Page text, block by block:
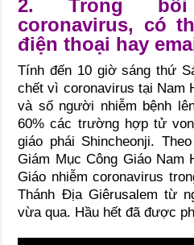
2. Trong
coronavirus, có
điện thoại hay
Tính đến 10 giờ sáng thứ
chết vì coronavirus tại Nam
và số người nhiễm bệnh
60% các trường hợp tử
giáo phái Shincheonji.
Giám Mục Công Giáo Nam
Giáo nhiễm coronavirus
Thánh Địa Giêrusalem từ
vừa qua. Hầu hết đã được